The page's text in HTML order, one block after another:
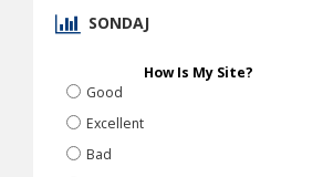
SONDAJ
How Is My Site?
Good
Excellent
Bad